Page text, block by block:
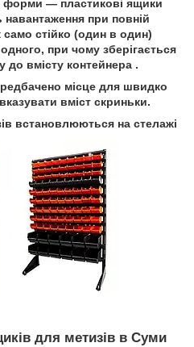
― пластикові ящики
при повній
само стійко (один в один)
при чому зберігається
до вмісту контейнера .
місце для швидко
вміст скриньки.
встановлюються на стелажі
для метизів в Суми